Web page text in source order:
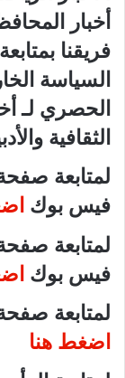
أخبار
فريقنا
السياسة
الحصري لـ
الثقافية
لمتابعة
فيس بوك
لمتابعة
فيس بوك
لمتابعة
اضغط هنا